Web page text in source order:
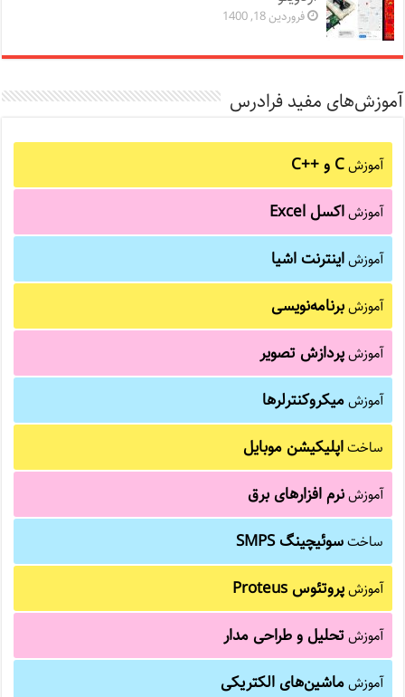
فروردین 18, 1400
آموزش‌های مفید فرادرس
آموزشC و C++‎
آموزشاکسل Excel
آموزشاینترنت اشیا
آموزشبرنامه‌نویسی
آموزشپردازش تصویر
آموزشمیکروکنترلرها
ساختاپلیکیشن موبایل
آموزشنرم افزارهای برق
ساختسوئیچینگ SMPS
آموزشپروتئوس Proteus
آموزشتحلیل و طراحی مدار
آموزشماشین‌های الکتریکی